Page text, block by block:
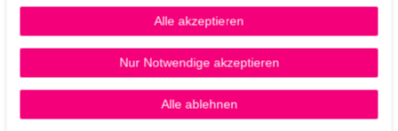
Alle akzeptieren
Nur Notwendige akzeptieren
Alle ablehnen